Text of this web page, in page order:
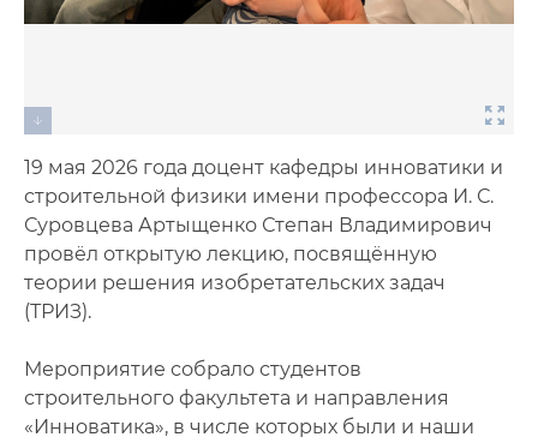
19 мая 2026 года доцент кафедры инноватики и
строительной физики имени профессора И. С.
Суровцева Артыщенко Степан Владимирович
провёл открытую лекцию, посвящённую
теории решения изобретательских задач
(ТРИЗ).
Мероприятие собрало студентов
строительного факультета и направления
«Инноватика», в числе которых были и наши